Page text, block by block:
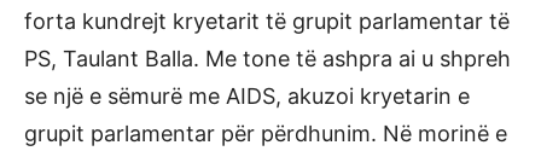
forta kundrejt kryetarit të grupit parlamentar të
PS, Taulant Balla. Me tone të ashpra ai u shpreh
se një e sëmurë me AIDS, akuzoi kryetarin e
grupit parlamentar për përdhunim. Në morinë e